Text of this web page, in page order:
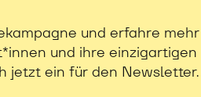
und erfahre mehr
und ihre einzigartigen
jetzt ein für den Newsletter.